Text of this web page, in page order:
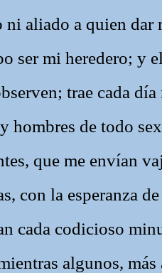
ni aliado a quien dar
ser mi heredero; y
trae cada
hombres de todo
que me envían
con la esperanza
cada codicioso
algunos,